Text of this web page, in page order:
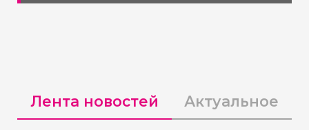
Лента новостей Актуальное